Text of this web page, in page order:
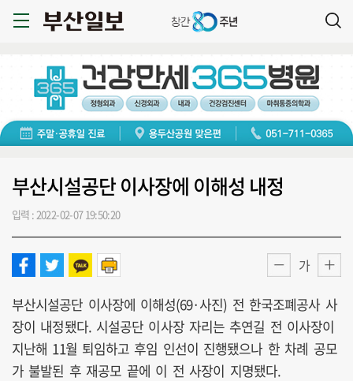
부산시설공단 이사장에 이해성 내정
입력 : 2022-02-07 19:50:20
가
부산시설공단 이사장에 이해성(69·사진) 전 한국조폐공사 사
장이 내정됐다. 시설공단 이사장 자리는 추연길 전 이사장이
지난해 11월 퇴임하고 후임 인선이 진행됐으나 한 차례 공모
가 불발된 후 재공모 끝에 이 전 사장이 지명됐다.